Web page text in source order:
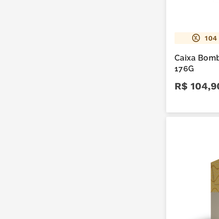
104
Caixa Bombons
176G
R$ 104,